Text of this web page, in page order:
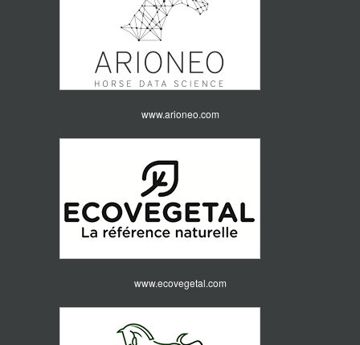
www.arioneo.com
www.ecovegetal.com